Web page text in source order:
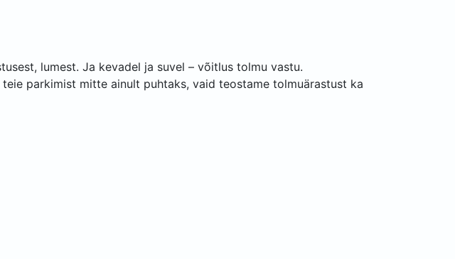
lumest. Ja kevadel ja suvel – võitlus tolmu vastu.
parkimist mitte ainult puhtaks, vaid teostame tolmuärastust ka